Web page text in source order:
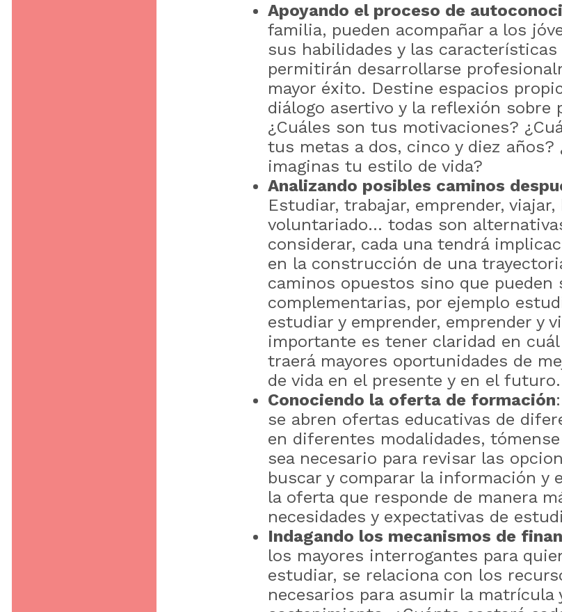
Apoyando el proceso de
familia, pueden acompañar a los
sus habilidades y las características
permitirán desarrollarse
mayor éxito. Destine espacios
diálogo asertivo y la reflexión sobre
¿Cuáles son tus motivaciones?
tus metas a dos, cinco y diez años?
imaginas tu estilo de vida?
Analizando posibles caminos
Estudiar, trabajar, emprender, viajar,
voluntariado… todas son
considerar, cada una tendrá
en la construcción de una
caminos opuestos sino que pueden
complementarias, por ejemplo
estudiar y emprender, emprender y
importante es tener claridad en
traerá mayores oportunidades de
de vida en el presente y en el futuro.
Conociendo la oferta de formación
se abren ofertas educativas de
en diferentes modalidades,
sea necesario para revisar las
buscar y comparar la información y
la oferta que responde de manera
necesidades y expectativas de
Indagando los mecanismos de
los mayores interrogantes para
estudiar, se relaciona con los
necesarios para asumir la matrícula